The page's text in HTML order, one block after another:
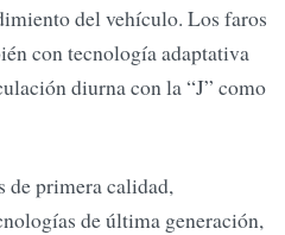
del vehículo. Los faros
con tecnología adaptativa
diurna con la “J” como
de primera calidad,
de última generación,